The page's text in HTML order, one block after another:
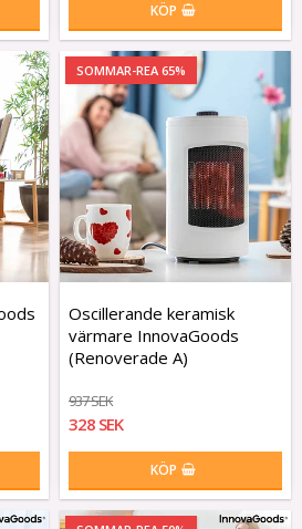
KÖP
SOMMAR-REA 65%
Oscillerande keramisk
värmare InnovaGoods
(Renoverade A)
937 SEK
328 SEK
KÖP